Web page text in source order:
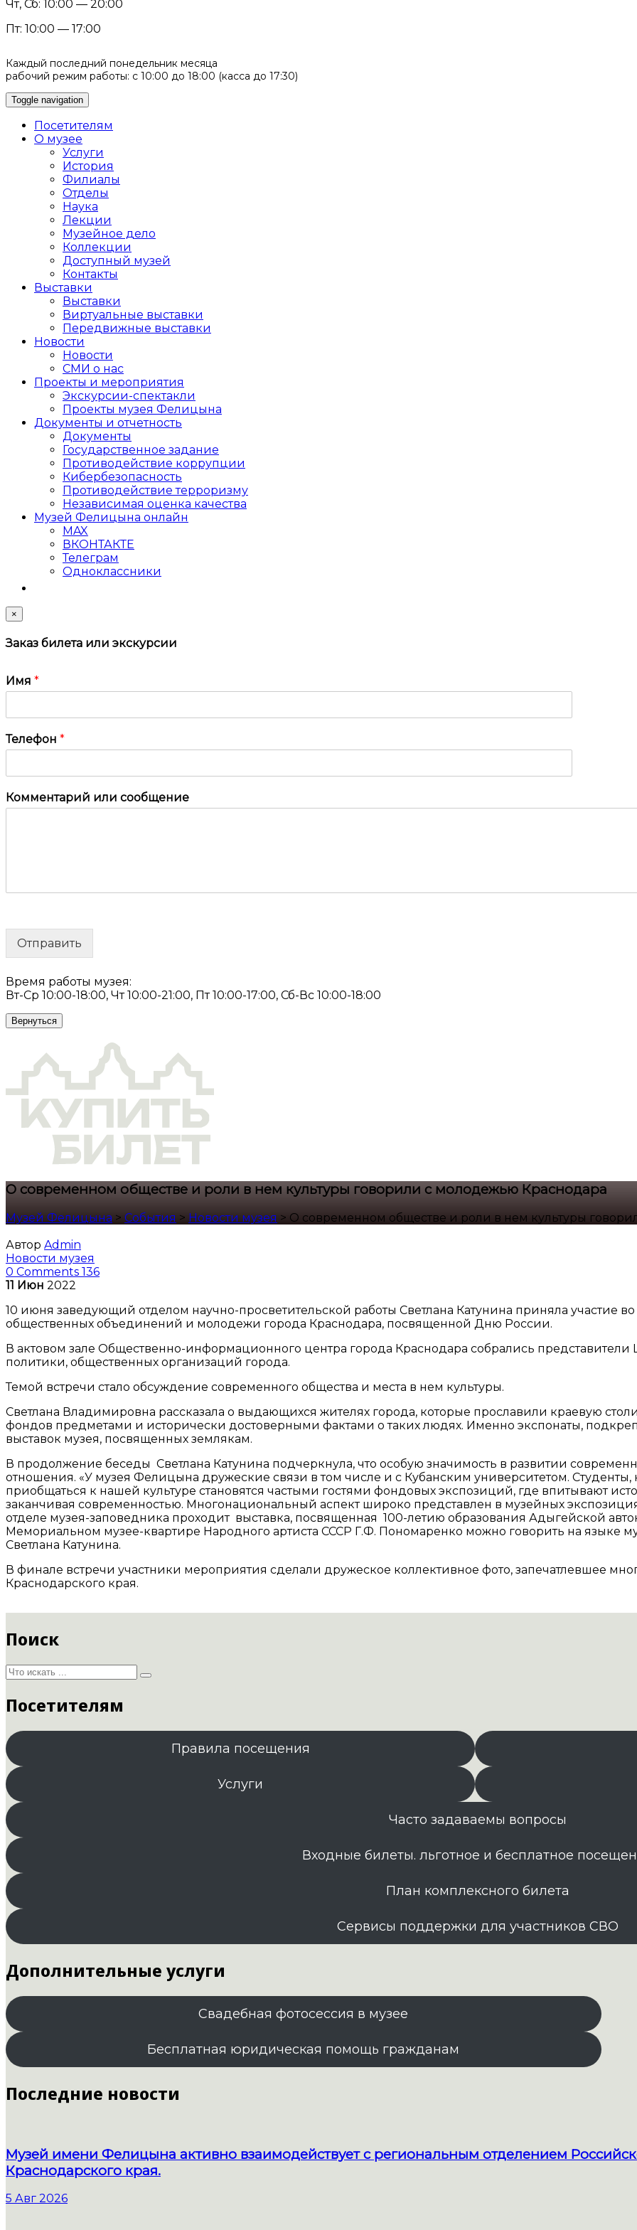
Чт, Сб: 10:00 — 20:00
Пт: 10:00 — 17:00
Каждый последний понедельник месяца
рабочий режим работы: с 10:00 до 18:00 (касса до 17:30)
Toggle navigation
Посетителям
О музее
Услуги
История
Филиалы
Отделы
Наука
Лекции
Музейное дело
Коллекции
Доступный музей
Контакты
Выставки
Выставки
Виртуальные выставки
Передвижные выставки
Новости
Новости
СМИ о нас
Проекты и мероприятия
Экскурсии-спектакли
Проекты музея Фелицына
Документы и отчетность
Документы
Государственное задание
Противодействие коррупции
Кибер­безопасность
Противодействие терроризму
Независимая оценка качества
Музей Фелицына онлайн
MAX
ВКОНТАКТЕ
Телеграм
Одноклассники
×
Заказ билета или экскурсии
Имя *
Телефон *
Комментарий или сообщение
Отправить
Время работы музея:
Вт-Ср 10:00-18:00, Чт 10:00-21:00, Пт 10:00-17:00, Сб-Вс 10:00-18:00
Вернуться
О современном обществе и роли в нем культуры говорили с молодежью Краснодара
Музей Фелицына > События > Новости музея > О современном обществе и роли в нем культуры
Автор Admin
Новости музея
0 Comments 136
11 Июн 2022
10 июня заведующий отделом научно-просветительской работы Светлана Катунина приняла участие
общественных объединений и молодежи города Краснодара, посвященной Дню России.
В актовом зале Общественно-информационного центра города Краснодара собрались
политики, общественных организаций города.
Темой встречи стало обсуждение современного общества и места в нем культуры.
Светлана Владимировна рассказала о выдающихся жителях города, которые прославили краевую
фондов предметами и исторически достоверными фактами о таких людях. Именно экспонаты,
выставок музея, посвященных землякам.
В продолжение беседы Светлана Катунина подчеркнула, что особую значимость в развитии
отношения. «У музея Фелицына дружеские связи в том числе и с Кубанским университетом. Студенты,
приобщаться к нашей культуре становятся частыми гостями фондовых экспозиций, где впитывают
заканчивая современностью. Многонациональный аспект широко представлен в музейных
отделе музея-заповедника проходит выставка, посвященная 100-летию образования Адыгейской
Мемориальном музее-квартире Народного артиста СССР Г.Ф. Пономаренко можно говорить на языке
Светлана Катунина.
В финале встречи участники мероприятия сделали дружеское коллективное фото, запечатлевшее
Краснодарского края.
Поиск
Посетителям
Правила посещения
Услуги
Часто задаваемы вопросы
Входные билеты. льготное и бесплатное
План комплексного билета
Сервисы поддержки для участников СВО
Дополнительные услуги
Свадебная фотосессия в музее
Бесплатная юридическая помощь гражданам
Последние новости
Музей имени Фелицына активно взаимодействует с региональным отделением
Краснодарского края.
5 Авг 2026